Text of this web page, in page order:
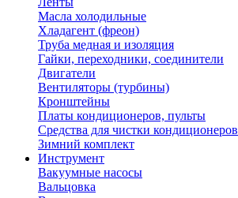
Масла холодильные
Хладагент (фреон)
Труба медная и изоляция
Гайки, переходники, соединители
Двигатели
Вентиляторы (турбины)
Кронштейны
Платы кондиционеров, пульты
Средства для чистки кондиционеров
Зимний комплект
Инструмент
Вакуумные насосы
Вальцовка